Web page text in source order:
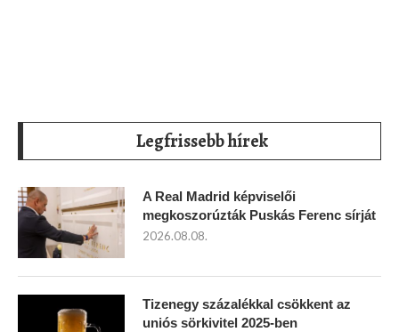
Legfrissebb hírek
A Real Madrid képviselői
megkoszorúzták Puskás Ferenc sírját
2026.08.08.
Tizenegy százalékkal csökkent az
uniós sörkivitel 2025-ben